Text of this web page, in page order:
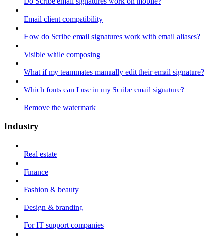
Email client compatibility
How do Scribe email signatures work with email aliases?
Visible while composing
What if my teammates manually edit their email signature?
Which fonts can I use in my Scribe email signature?
Remove the watermark
Industry
Real estate
Finance
Fashion & beauty
Design & branding
For IT support companies